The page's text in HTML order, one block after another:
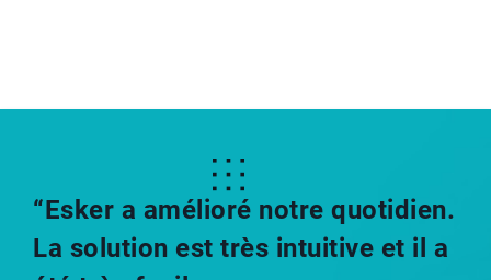
“Esker a amélioré notre quotidien.
La solution est très intuitive et il a